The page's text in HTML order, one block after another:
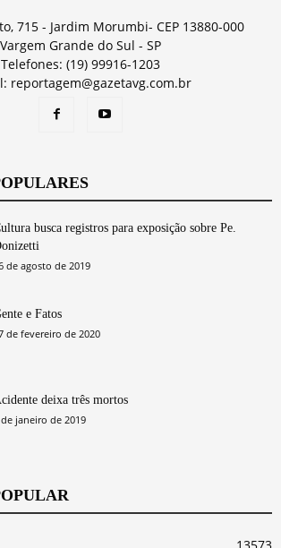
715 - Jardim Morumbi- CEP 13880-000
Vargem Grande do Sul - SP
Telefones: (19) 99916-1203
reportagem@gazetavg.com.br
busca registros para exposição sobre Pe.
de agosto de 2019
e Fatos
de fevereiro de 2020
deixa três mortos
janeiro de 2019
13573